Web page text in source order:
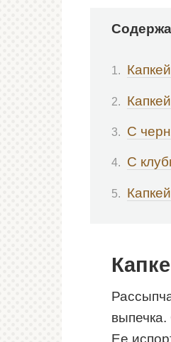
С
С
Ее